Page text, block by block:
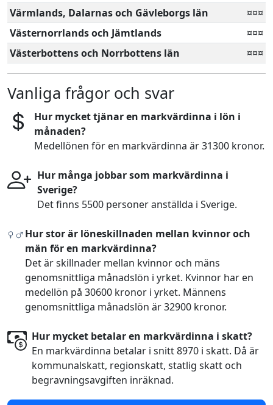
Värmlands, Dalarnas och Gävleborgs län
¤¤¤
Västernorrlands och Jämtlands
¤¤¤
Västerbottens och Norrbottens län
¤¤¤
Vanliga frågor och svar
Hur mycket tjänar en markvärdinna i lön i
månaden?
Medellönen för en markvärdinna är 31300 kronor.
Hur många jobbar som markvärdinna i
Sverige?
Det finns 5500 personer anställda i Sverige.
Hur stor är löneskillnaden mellan kvinnor och
män för en markvärdinna?
Det är skillnader mellan kvinnor och mäns
genomsnittliga månadslön i yrket. Kvinnor har en
medellön på 30600 kronor i yrket. Männens
genomsnittliga månadslön är 32900 kronor.
Hur mycket betalar en markvärdinna i skatt?
En markvärdinna betalar i snitt 8970 i skatt. Då är
kommunalskatt, regionskatt, statlig skatt och
begravningsavgiften inräknad.